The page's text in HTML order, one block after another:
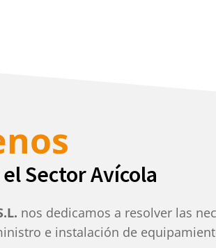
Sector Avícola
nos dedicamos a resolver las
e instalación de